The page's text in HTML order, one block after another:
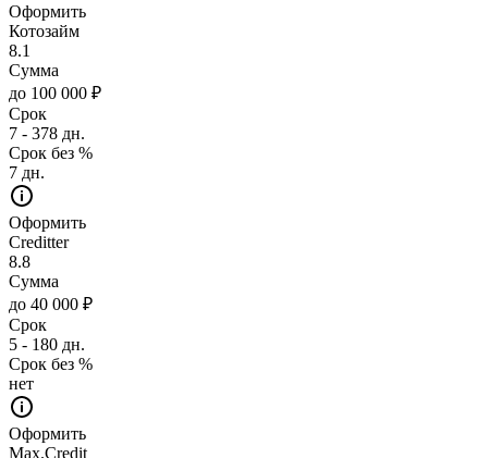
Оформить
Котозайм
8.1
Сумма
до 100 000 ₽
Срок
7 - 378 дн.
Срок без %
7 дн.
Оформить
Creditter
8.8
Сумма
до 40 000 ₽
Срок
5 - 180 дн.
Срок без %
нет
Оформить
Max.Credit